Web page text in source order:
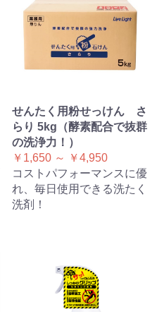
せんたく用粉せっけん さ
らり 5kg（酵素配合で抜群
の洗浄力！）
￥1,650 ～ ￥4,950
コストパフォーマンスに優
れ、毎日使用できる洗たく
洗剤！